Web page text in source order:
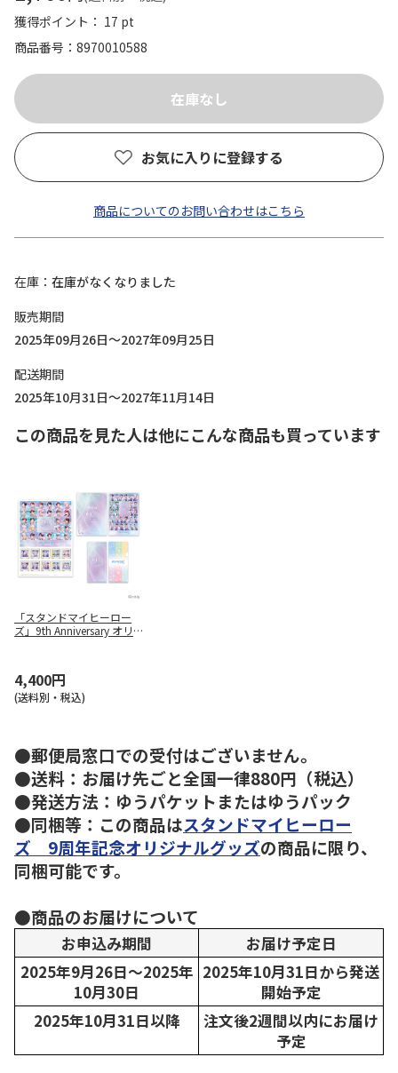
獲得ポイント： 17 pt
商品番号
8970010588
お気に入りに登録する
商品についてのお問い合わせはこちら
在庫
在庫がなくなりました
販売期間
2025年09月26日～2027年09月25日
配送期間
2025年10月31日～2027年11月14日
この商品を見た人は他にこんな商品も買っています
「スタンドマイヒーロー
ズ」9th Anniversary オリ
4,400円
(送料別・税込)
●郵便局窓口での受付はございません。
●送料：お届け先ごと全国一律880円（税込）
●発送方法：ゆうパケットまたはゆうパック
●同梱等：この商品はスタンドマイヒーロー
ズ 9周年記念オリジナルグッズの商品に限り、
同梱可能です。
●商品のお届けについて
お申込み期間
お届け予定日
2025年9月26日～2025年
10月30日
2025年10月31日から発送
開始予定
2025年10月31日以降
注文後2週間以内にお届け
予定